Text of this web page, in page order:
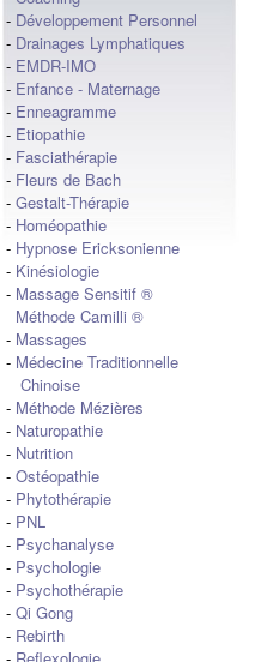
- Développement Personnel
- Drainages Lymphatiques
- EMDR-IMO
- Enfance - Maternage
- Enneagramme
- Etiopathie
- Fasciathérapie
- Fleurs de Bach
- Gestalt-Thérapie
- Homéopathie
- Hypnose Ericksonienne
- Kinésiologie
- Massage Sensitif ®
Méthode Camilli ®
- Massages
- Médecine Traditionnelle
Chinoise
- Méthode Mézières
- Naturopathie
- Nutrition
- Ostéopathie
- Phytothérapie
- PNL
- Psychanalyse
- Psychologie
- Psychothérapie
- Qi Gong
- Rebirth